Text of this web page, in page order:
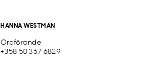
HANNA WESTMAN
Ordförande
+358 50 367 6829